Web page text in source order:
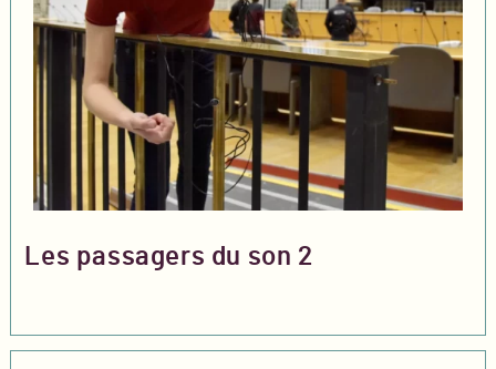
Les passagers du son 2